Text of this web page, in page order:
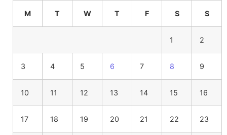
M T W T F S S
1 2
3 4 5 6 7 8 9
10 11 12 13 14 15 16
17 18 19 20 21 22 23